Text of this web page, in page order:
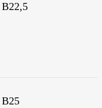
В22,5
В25